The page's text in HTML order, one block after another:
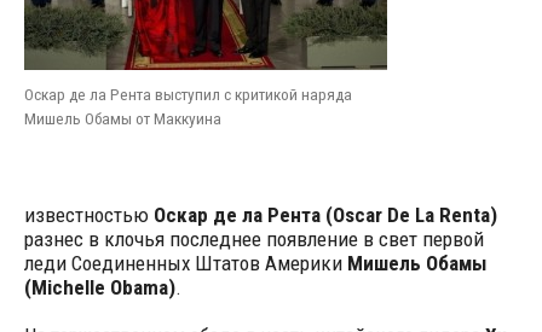
Оскар де ла Рента выступил с критикой наряда
Мишель Обамы от Маккуина
известностью Оскар де ла Рента (Oscar De La Renta)
разнес в клочья последнее появление в свет первой
леди Соединенных Штатов Америки Мишель Обамы
(Michelle Obama).